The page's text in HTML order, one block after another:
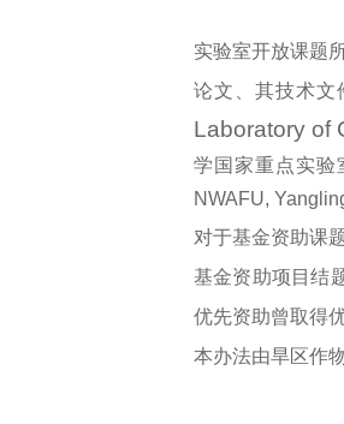
实验室开放课题
论文、其技术文
Laboratory of
学国家重点实验
NWAFU,
对于基金资助课
基金资助项目结
优先资助曾取得
本办法由旱区作